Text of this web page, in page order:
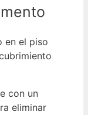
en el piso
con un
eliminar